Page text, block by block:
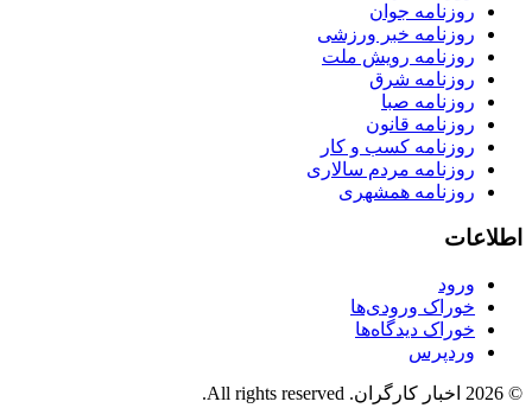
روزنامه جوان
روزنامه خبر ورزشى
روزنامه رویش ملت
روزنامه شرق
روزنامه صبا
روزنامه قانون
روزنامه كسب و كار
روزنامه مردم سالاری
روزنامه همشهری
اطلاعات
ورود
خوراک ورودی‌ها
خوراک دیدگاه‌ها
وردپرس
© 2026 اخبار کارگران. All rights reserved.